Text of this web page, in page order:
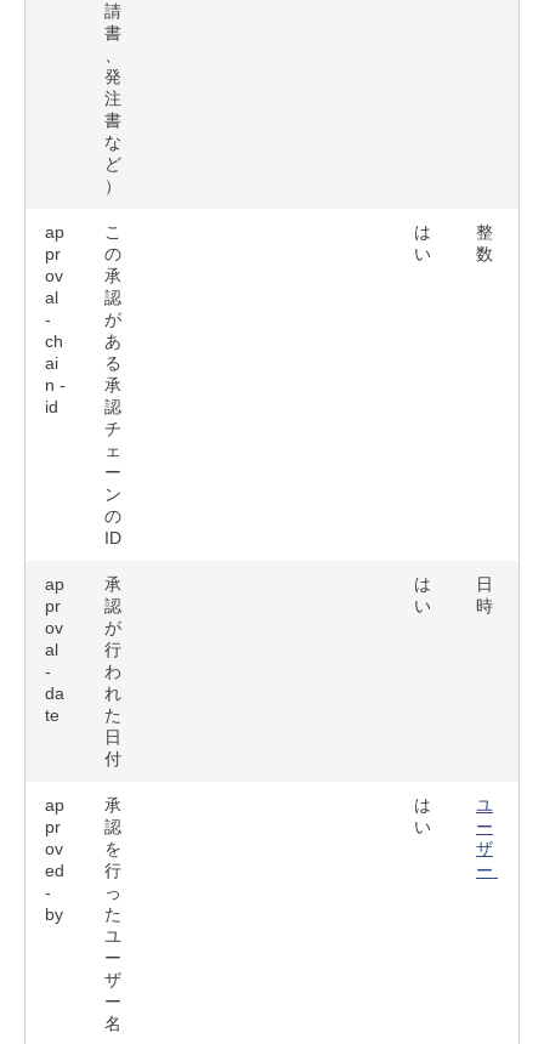
請
書
発
注
書
な
ど
）
ap
pr
ov
al
-
ch
ai
n -
id
こ
の
承
認
が
あ
る
承
認
チ
ェ
ー
ン
の
ID
は
い
整
数
ap
pr
ov
al
-
da
te
承
認
が
行
わ
れ
た
日
付
は
い
日
時
ap
pr
ov
ed
-
by
承
認
を
行
っ
た
ユ
ー
ザ
ー
名
は
い
ユ
ー
ザ
ー